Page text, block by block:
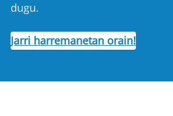
dugu.
Jarri harremanetan orain!